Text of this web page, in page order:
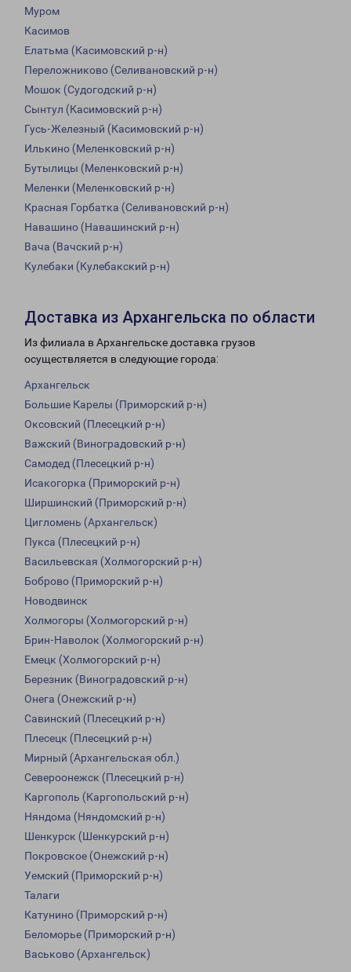
Муром
Касимов
Елатьма (Касимовский р-н)
Переложниково (Селивановский р-н)
Мошок (Судогодский р-н)
Сынтул (Касимовский р-н)
Гусь-Железный (Касимовский р-н)
Илькино (Меленковский р-н)
Бутылицы (Меленковский р-н)
Меленки (Меленковский р-н)
Красная Горбатка (Селивановский р-н)
Навашино (Навашинский р-н)
Вача (Вачский р-н)
Кулебаки (Кулебакский р-н)
Доставка из Архангельска по области
Из филиала в Архангельске доставка грузов
осуществляется в следующие города:
Архангельск
Большие Карелы (Приморский р-н)
Оксовский (Плесецкий р-н)
Важский (Виноградовский р-н)
Самодед (Плесецкий р-н)
Исакогорка (Приморский р-н)
Ширшинский (Приморский р-н)
Цигломень (Архангельск)
Пукса (Плесецкий р-н)
Васильевская (Холмогорский р-н)
Боброво (Приморский р-н)
Новодвинск
Холмогоры (Холмогорский р-н)
Брин-Наволок (Холмогорский р-н)
Емецк (Холмогорский р-н)
Березник (Виноградовский р-н)
Онега (Онежский р-н)
Савинский (Плесецкий р-н)
Плесецк (Плесецкий р-н)
Мирный (Архангельская обл.)
Североонежск (Плесецкий р-н)
Каргополь (Каргопольский р-н)
Няндома (Няндомский р-н)
Шенкурск (Шенкурский р-н)
Покровское (Онежский р-н)
Уемский (Приморский р-н)
Талаги
Катунино (Приморский р-н)
Беломорье (Приморский р-н)
Васьково (Архангельск)